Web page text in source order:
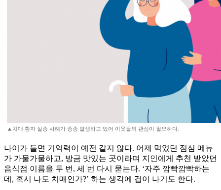
▲치매 환자 실종 사례가 종종 발생하고 있어 이웃들의 관심이 필요하다.
나이가 들면 기억력이 예전 같지 않다. 어제 먹었던 점심 메뉴
가 가물가물하고, 방금 맛있는 곳이라며 지인에게 추천 받았던
음식점 이름을 두 번, 세 번 다시 묻는다. ‘자주 깜빡깜빡하는
데, 혹시 나도 치매인가?’ 하는 생각에 겁이 나기도 한다.